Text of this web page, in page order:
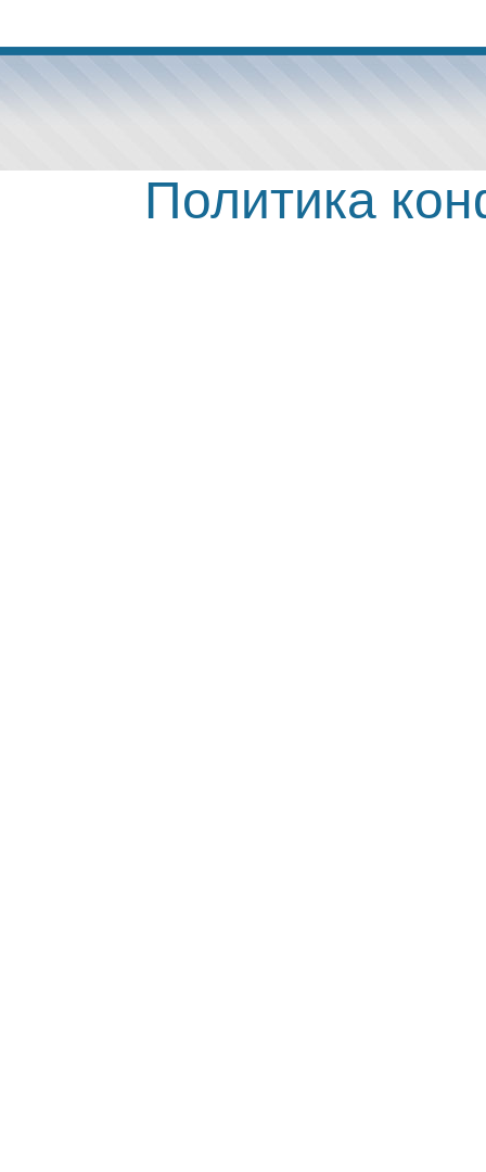
Политика